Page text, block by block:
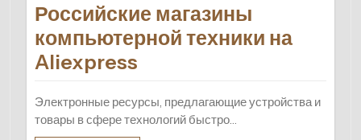
Российские магазины
компьютерной техники на
Aliexpress
Электронные ресурсы, предлагающие устройства и
товары в сфере технологий быстро…